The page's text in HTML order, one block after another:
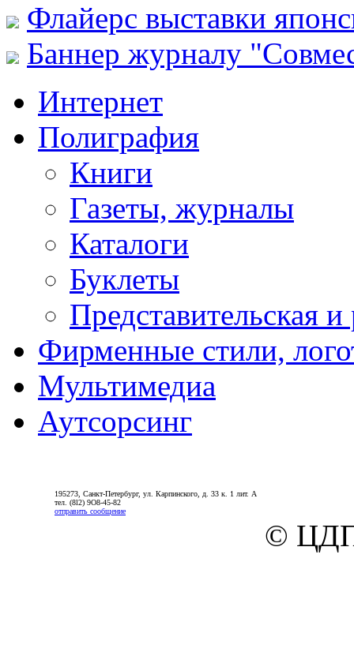
Флайерс выставки
Баннер журналу
Интернет
Полиграфия
Книги
Газеты, журналы
Каталоги
Буклеты
Представительская
Фирменные стили,
Мультимедиа
Аутсорсинг
195273, Санкт-Петербург, ул. Карпинского, д. 33 к. 1 лит. А
тел. (8l2) 9О8-45-82
отправить сообщение
©